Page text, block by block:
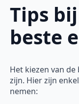
Tips
beste
Het kiezen van de
zijn. Hier zijn
nemen: